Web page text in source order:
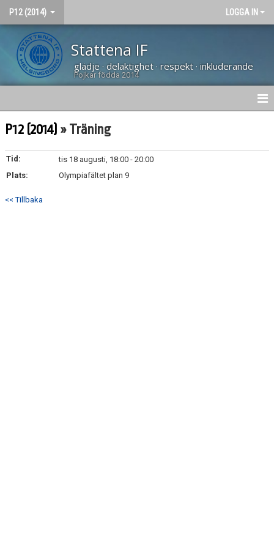
P12 (2014) LOGGA IN
Stattena IF
glädje · delaktighet · respekt · inkluderande
Pojkar födda 2014
HEM
NYHETER
KALENDER
MATCHER
P12 (2014) » Träning
Tid:
tis 18 augusti, 18:00 - 20:00
Plats:
Olympiafältet plan 9
<< Tillbaka